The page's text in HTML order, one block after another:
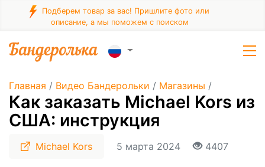
Подберем товар за вас! Пришлите фото или
описание, а мы поможем с поиском
Главная / Видео Бандерольки / Магазины /
Как заказать Michael Kors из
США: инструкция
Michael Kors 5 марта 2024 4407